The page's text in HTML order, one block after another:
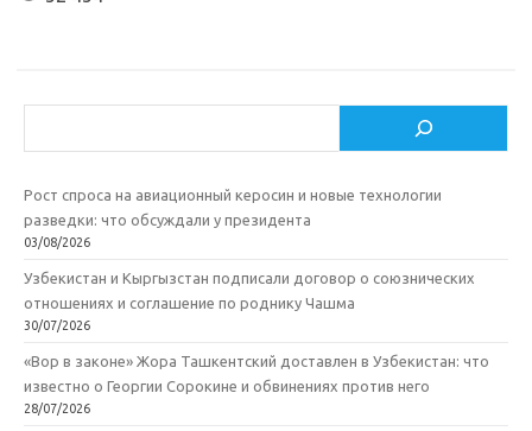
Рост спроса на авиационный керосин и новые технологии
разведки: что обсуждали у президента
03/08/2026
Узбекистан и Кыргызстан подписали договор о союзнических
отношениях и соглашение по роднику Чашма
30/07/2026
«Вор в законе» Жора Ташкентский доставлен в Узбекистан: что
известно о Георгии Сорокине и обвинениях против него
28/07/2026